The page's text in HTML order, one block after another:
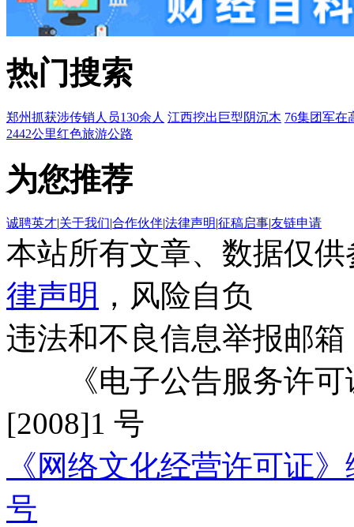
热门搜索
郑州抓获涉传销人员130余人 江西挖出巨型阴沉木 76集团军在
2442公里红色旅游公路
为您推荐
诚聘英才|关于我们|合作伙伴|法律声明|征稿启事|友链申请
本站所有文章、数据仅
律声明 ，风险自负
违法和不良信息举报邮箱
《电子公告服务许可
[2008]1 号
《网络文化经营许可证
号